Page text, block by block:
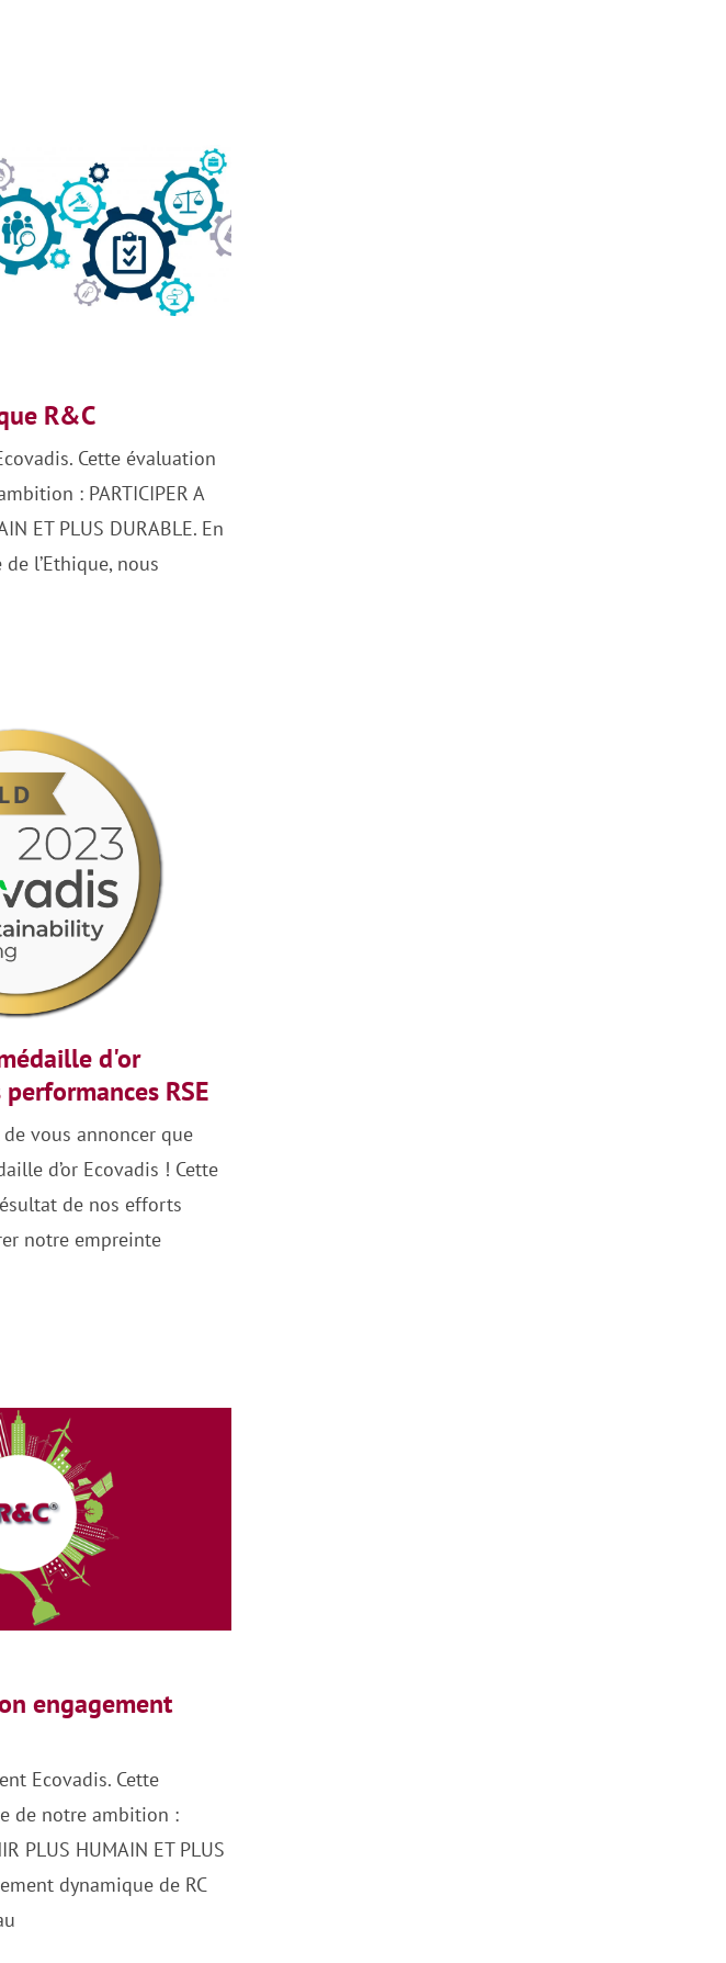
R&C
Cette évaluation
: PARTICIPER A
ET PLUS DURABLE. En
l’Ethique, nous
d'or
RSE
vous annoncer que
d’or Ecovadis ! Cette
de nos efforts
notre empreinte
engagement
Ecovadis. Cette
de notre ambition :
PLUS HUMAIN ET PLUS
dynamique de RC